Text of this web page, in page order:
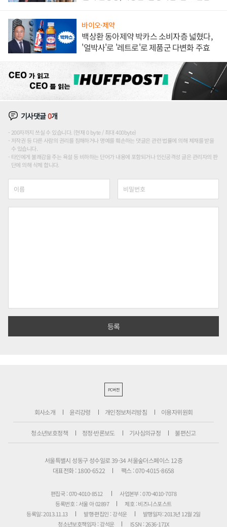
바이오·제약
백상환 동아제약 박카스 소비자층 넓혔다,
'얼박사'로 '레트로'로 제품군 다변화 주효
기사댓글0개
200자까지 쓰실 수 있습니다. (현재 0 byte / 최대 400byte)
저작권 등 다른 사람의 권리를 침해하거나 명예를 훼손하는 댓글은 관련 법률에 의해 제재를 받을
수 있습니다.
타인에게 불쾌감을 주는 욕설 등 비하하는 단어가 내용에 포함되거나 인신공격성 글은 관리자의 판
단에 의해 삭제 합니다.
PC버전
회사소개 윤리강령 개인정보처리방침 이용자위원회
청소년보호정책 정정·반론보도 기사심의규정 불편신고
서울특별시 성동구 성수일로 39-34 서울숲더스페이스 12층
대표전화 : 1800-6522
팩스 : 070-4015-8658
편집국 : 070-4010-8512
사업본부 : 070-4010-7078
등록번호 : 서울 아 02897
제호 : 비즈니스포스트
등록일: 2013.11.13
발행·편집인 : 강석운
발행일자: 2013년 12월 2일
청소년보호책임자 : 강석운
ISSN : 2636-171X